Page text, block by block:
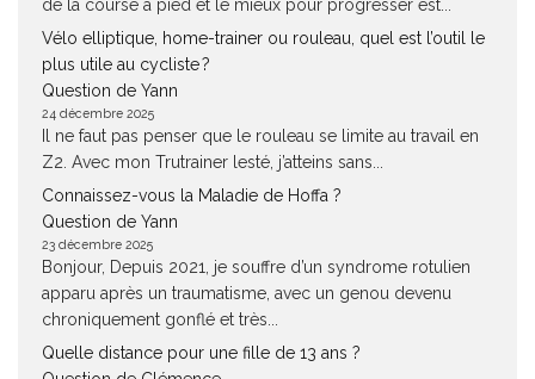
de la course à pied et le mieux pour progresser est...
Vélo elliptique, home-trainer ou rouleau, quel est l’outil le
plus utile au cycliste ?
Question de Yann
24 décembre 2025
Il ne faut pas penser que le rouleau se limite au travail en
Z2. Avec mon Trutrainer lesté, j’atteins sans...
Connaissez-vous la Maladie de Hoffa ?
Question de Yann
23 décembre 2025
Bonjour, Depuis 2021, je souffre d’un syndrome rotulien
apparu après un traumatisme, avec un genou devenu
chroniquement gonflé et très...
Quelle distance pour une fille de 13 ans ?